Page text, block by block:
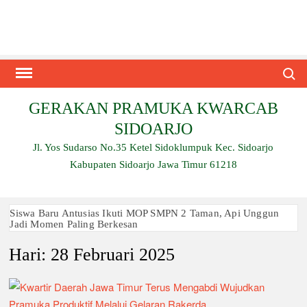
GERAKAN PRAMUKA KWARCAB
SIDOARJO
Jl. Yos Sudarso No.35 Ketel Sidoklumpuk Kec. Sidoarjo
Kabupaten Sidoarjo Jawa Timur 61218
Siswa Baru Antusias Ikuti MOP SMPN 2 Taman, Api Unggun
Jadi Momen Paling Berkesan
Berjalan 2 Kilometer hingga Taklukkan Beragam Ujian, Inilah
Ambalan SMAN 3 Sidoarjo Gelar Anjangsana dan Buka
Bersama 2026, Pererat Tali Persaudaraan
Hari: 28 Februari 2025